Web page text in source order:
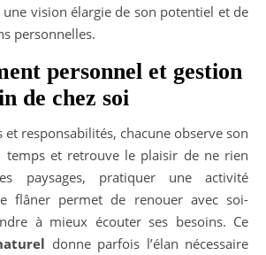
vision élargie de son potentiel et de
personnelles.
personnel et gestion
de chez soi
et responsabilités, chacune observe son
temps et retrouve le plaisir de ne rien
paysages, pratiquer une activité
flâner permet de renouer avec soi-
à mieux écouter ses besoins. Ce
donne parfois l’élan nécessaire